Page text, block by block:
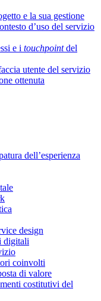
e la sua gestione
d’uso del servizio
e i touchpointdel
utente del servizio
ottenuta
dell’esperienza
design
digitali
coinvolti
di valore
costitutivi del